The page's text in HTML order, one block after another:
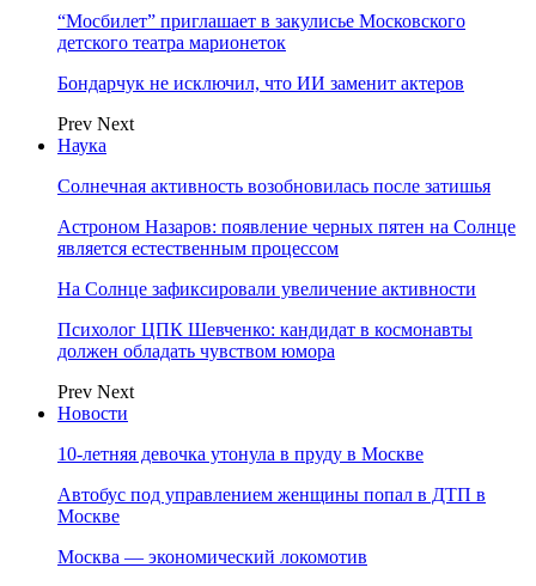
“Мосбилет” приглашает в закулисье Московского
детского театра марионеток
Бондарчук не исключил, что ИИ заменит актеров
Prev Next
Наука
Солнечная активность возобновилась после затишья
Астроном Назаров: появление черных пятен на Солнце
является естественным процессом
На Солнце зафиксировали увеличение активности
Психолог ЦПК Шевченко: кандидат в космонавты
должен обладать чувством юмора
Prev Next
Новости
10-летняя девочка утонула в пруду в Москве
Автобус под управлением женщины попал в ДТП в
Москве
Москва — экономический локомотив